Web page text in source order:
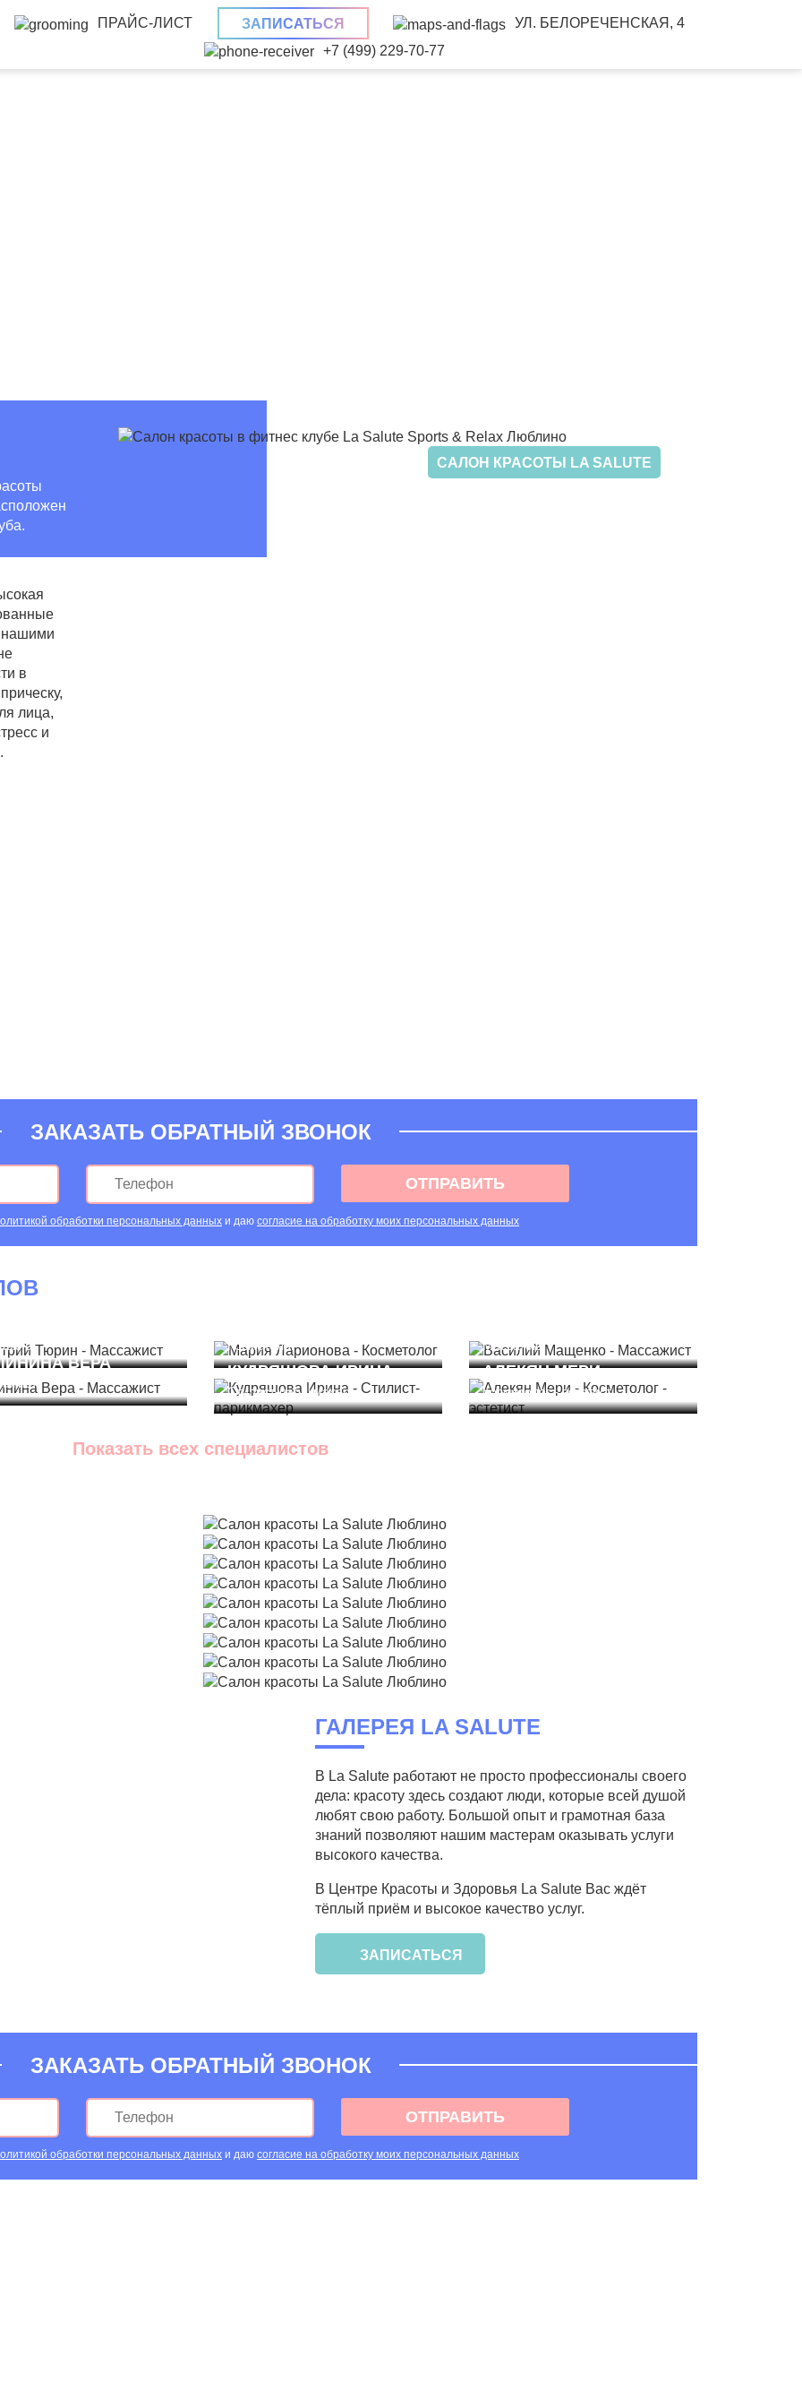
ПРАЙС-ЛИСТ ЗАПИСАТЬСЯ
УЛ. БЕЛОРЕЧЕНСКАЯ, 4
+7 (499) 229-70-77
нашими
в
лица,
и
САЛОН КРАСОТЫ LA SALUTE
ЗАКАЗАТЬ ОБРАТНЫЙ ЗВОНОК
ОТПРАВИТЬ
обработки персональных данных и даю согласие на обработку моих персональных данных
Косметолог Массажист
ВЕРА КУДРЯШОВА ИРИНА
Стилист-парикмахер
АЛЕКЯН МЕРИ
Косметолог - эстетист
Показать всех специалистов
ГАЛЕРЕЯ LA SALUTE
В La Salute работают не просто профессионалы своего
дела: красоту здесь создают люди, которые всей душой
любят свою работу. Большой опыт и грамотная база
знаний позволяют нашим мастерам оказывать услуги
высокого качества.
В Центре Красоты и Здоровья La Salute Вас ждёт
тёплый приём и высокое качество услуг.
ЗАПИСАТЬСЯ
ЗАКАЗАТЬ ОБРАТНЫЙ ЗВОНОК
ОТПРАВИТЬ
обработки персональных данных и даю согласие на обработку моих персональных данных